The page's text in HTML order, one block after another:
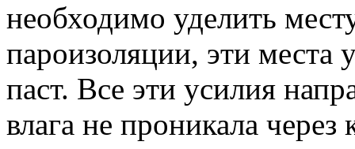
необходимо уделить
пароизоляции, эти
паст. Все эти усилия
влага не проникала